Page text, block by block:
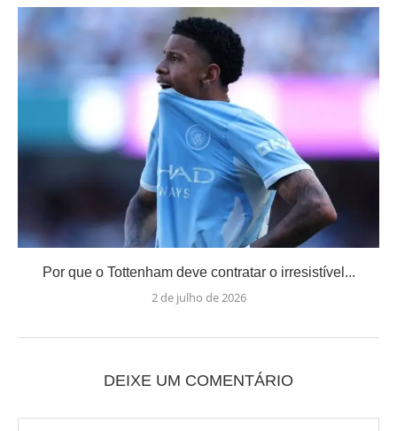
Por que o Tottenham deve contratar o irresistível...
2 de julho de 2026
DEIXE UM COMENTÁRIO